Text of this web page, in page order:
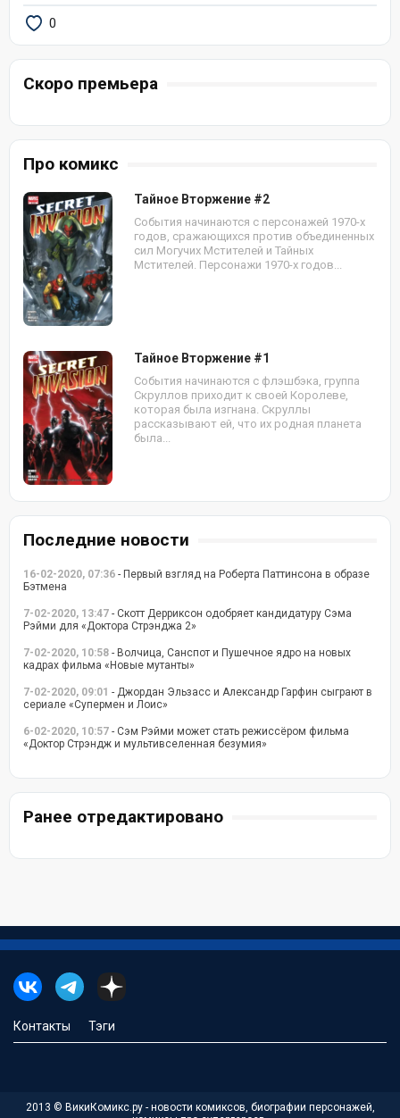
0
Скоро премьера
Про комикс
Тайное Вторжение #2
События начинаются с персонажей 1970-х
годов, сражающихся против объединенных
сил Могучих Мстителей и Тайных
Мстителей. Персонажи 1970-х годов...
Тайное Вторжение #1
События начинаются с флэшбэка, группа
Скруллов приходит к своей Королеве,
которая была изгнана. Скруллы
рассказывают ей, что их родная планета
была...
Последние новости
16-02-2020, 07:36 - Первый взгляд на Роберта Паттинсона в образе
Бэтмена
7-02-2020, 13:47 - Скотт Дерриксон одобряет кандидатуру Сэма
Рэйми для «Доктора Стрэнджа 2»
7-02-2020, 10:58 - Волчица, Санспот и Пушечное ядро на новых
кадрах фильма «Новые мутанты»
7-02-2020, 09:01 - Джордан Эльзасс и Александр Гарфин сыграют в
сериале «Супермен и Лоис»
6-02-2020, 10:57 - Сэм Рэйми может стать режиссёром фильма
«Доктор Стрэндж и мультивселенная безумия»
Ранее отредактировано
Контакты Тэги
2013 © ВикиКомикс.ру - новости комиксов, биографии персонажей,